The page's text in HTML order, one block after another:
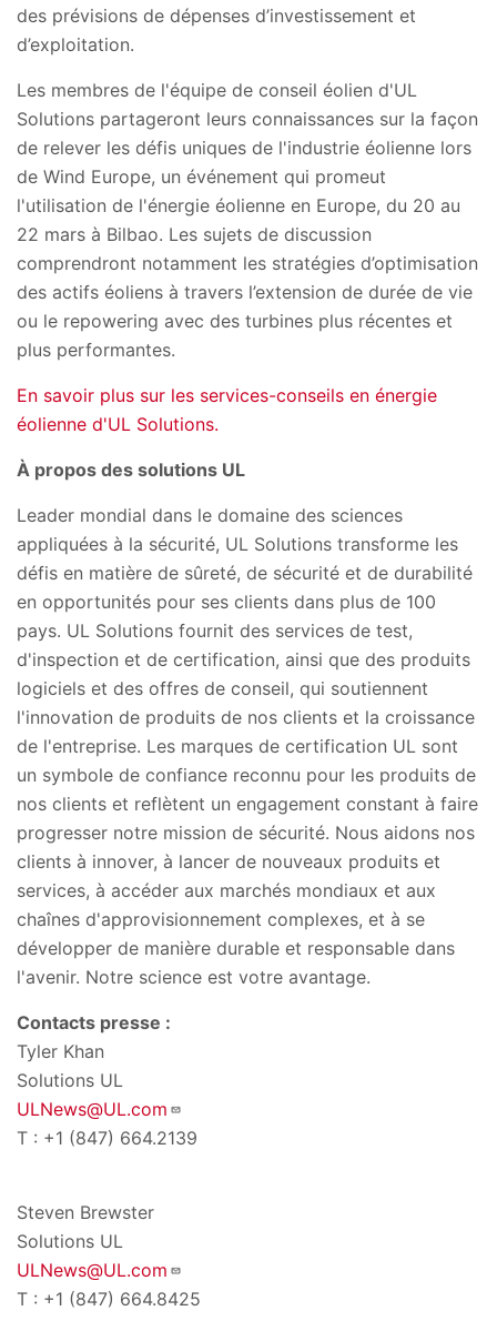
des prévisions de dépenses d’investissement et
d’exploitation.
Les membres de l'équipe de conseil éolien d'UL
Solutions partageront leurs connaissances sur la façon
de relever les défis uniques de l'industrie éolienne lors
de Wind Europe, un événement qui promeut
l'utilisation de l'énergie éolienne en Europe, du 20 au
22 mars à Bilbao. Les sujets de discussion
comprendront notamment les stratégies d’optimisation
des actifs éoliens à travers l’extension de durée de vie
ou le repowering avec des turbines plus récentes et
plus performantes.
En savoir plus sur les services-conseils en énergie
éolienne d'UL Solutions.
À propos des solutions UL
Leader mondial dans le domaine des sciences
appliquées à la sécurité, UL Solutions transforme les
défis en matière de sûreté, de sécurité et de durabilité
en opportunités pour ses clients dans plus de 100
pays. UL Solutions fournit des services de test,
d'inspection et de certification, ainsi que des produits
logiciels et des offres de conseil, qui soutiennent
l'innovation de produits de nos clients et la croissance
de l'entreprise. Les marques de certification UL sont
un symbole de confiance reconnu pour les produits de
nos clients et reflètent un engagement constant à faire
progresser notre mission de sécurité. Nous aidons nos
clients à innover, à lancer de nouveaux produits et
services, à accéder aux marchés mondiaux et aux
chaînes d'approvisionnement complexes, et à se
développer de manière durable et responsable dans
l'avenir. Notre science est votre avantage.
Contacts presse :
Tyler Khan
Solutions UL
ULNews@UL.com
T : +1 (847) 664.2139
Steven Brewster
Solutions UL
ULNews@UL.com
T : +1 (847) 664.8425